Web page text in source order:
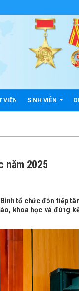
VIỆN SINH VIÊN
năm 2025
tổ chức đón tiếp tân
khoa học và đúng